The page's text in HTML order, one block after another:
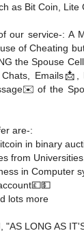
as Bit Coin, Lite
our service-: A
of Cheating
the Spouse
Emails📩,
of the
are-:
in binary
from
in Computer
lots more
"AS LONG AS